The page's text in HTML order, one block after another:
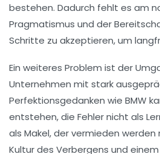
bestehen. Dadurch fehlt es am
Pragmatismus und der
Schritte zu akzeptieren, um
Ein weiteres Problem ist der
Unternehmen mit stark
Perfektionsgedanken wie BMW
entstehen, die Fehler nicht als
als Makel, der vermieden werden
Kultur des Verbergens und